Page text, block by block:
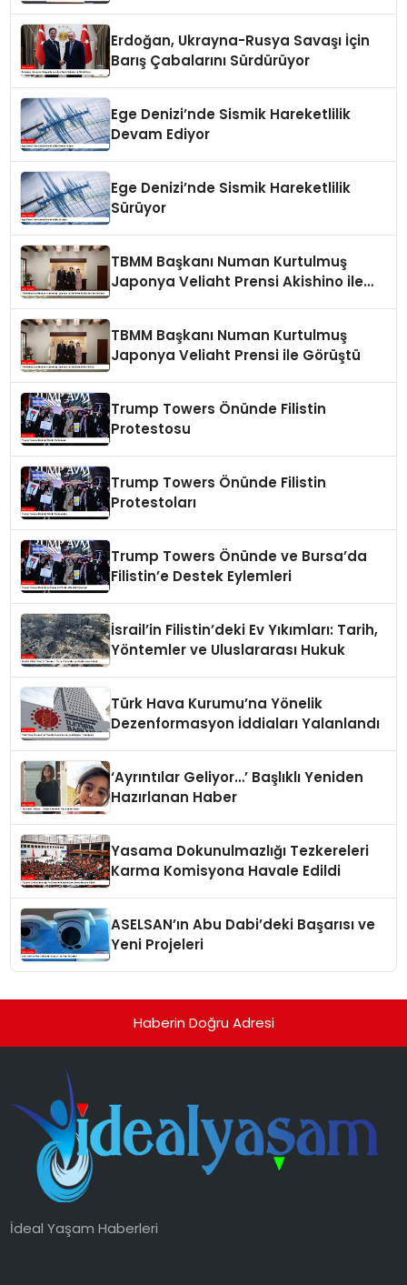
Erdoğan, Ukrayna-Rusya Savaşı İçin
Barış Çabalarını Sürdürüyor
Ege Denizi’nde Sismik Hareketlilik
Devam Ediyor
Ege Denizi’nde Sismik Hareketlilik
Sürüyor
TBMM Başkanı Numan Kurtulmuş
Japonya Veliaht Prensi Akishino ile
TBMM Başkanı Numan Kurtulmuş
Japonya Veliaht Prensi ile Görüştü
Trump Towers Önünde Filistin
Protestosu
Trump Towers Önünde Filistin
Protestoları
Trump Towers Önünde ve Bursa’da
Filistin’e Destek Eylemleri
İsrail’in Filistin’deki Ev Yıkımları: Tarih,
Yöntemler ve Uluslararası Hukuk
Türk Hava Kurumu’na Yönelik
Dezenformasyon İddiaları Yalanlandı
‘Ayrıntılar Geliyor…’ Başlıklı Yeniden
Hazırlanan Haber
Yasama Dokunulmazlığı Tezkereleri
Karma Komisyona Havale Edildi
ASELSAN’ın Abu Dabi’deki Başarısı ve
Yeni Projeleri
Haberin Doğru Adresi
İdeal Yaşam Haberleri